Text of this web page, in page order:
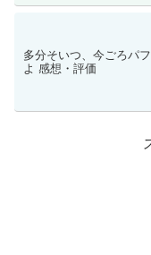
多分そいつ、今ごろパ
よ 感想・評価